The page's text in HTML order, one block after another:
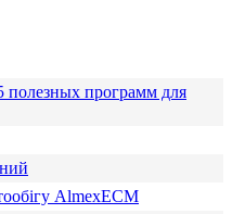
полезных программ для
AlmexECM